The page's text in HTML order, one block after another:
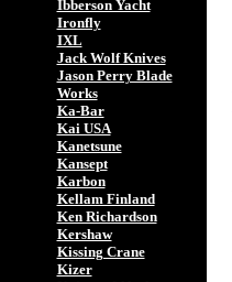
Ibberson Yacht
Ironfly
IXL
Jack Wolf Knives
Jason Perry Blade
Works
Ka-Bar
Kai USA
Kanetsune
Kansept
Karbon
Kellam Finland
Ken Richardson
Kershaw
Kissing Crane
Kizer